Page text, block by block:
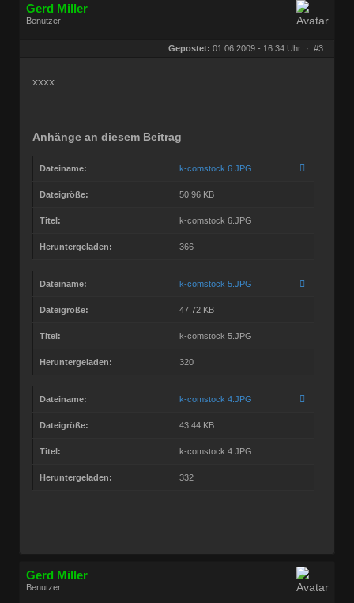
Gerd Miller
Benutzer
Gepostet: 01.06.2009 - 16:34 Uhr · #3
xxxx
Anhänge an diesem Beitrag
Dateiname: k-comstock 6.JPG
Dateigröße: 50.96 KB
Titel: k-comstock 6.JPG
Heruntergeladen: 366
Dateiname: k-comstock 5.JPG
Dateigröße: 47.72 KB
Titel: k-comstock 5.JPG
Heruntergeladen: 320
Dateiname: k-comstock 4.JPG
Dateigröße: 43.44 KB
Titel: k-comstock 4.JPG
Heruntergeladen: 332
Gerd Miller
Benutzer